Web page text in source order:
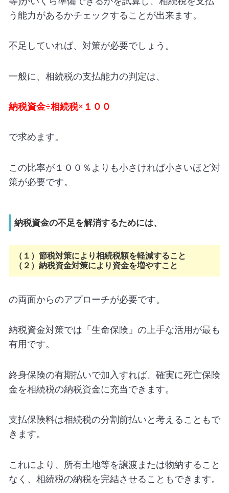
う能力があるかチェックすることが出来ます。
不足していれば、対策が必要でしょう。
一般に、相続税の支払能力の判定は、
納税資金÷相続税× １００
で求めます。
この比率が１００％よりも小さければ小さいほど対
策が必要です。
納税資金の不足を解消するためには、
（１）節税対策により相続税額を軽減すること
（２）納税資金対策により資金を増やすこと
の両面からのアプローチが必要です。
納税資金対策では「生命保険」の上手な活用が最も
有用です。
終身保険の有期払いで加入すれば、確実に死亡保険
金を相続税の納税資金に充当できます。
支払保険料は相続税の分割前払いと考えることもで
きます。
これにより、所有土地等を譲渡または物納すること
なく、相続税の納税を完結させることもできます。